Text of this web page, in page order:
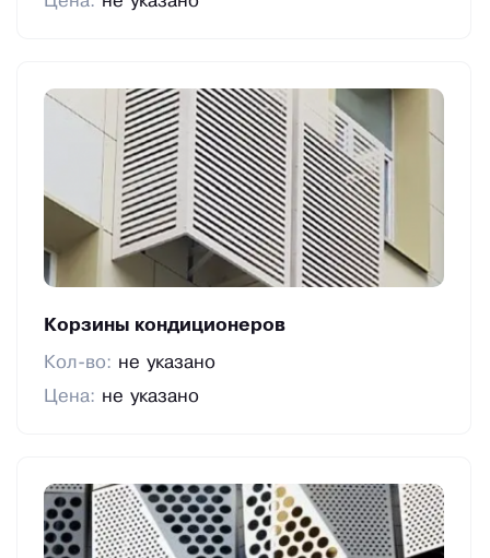
Корзины кондиционеров
Кол-во: не указано
Цена: не указано